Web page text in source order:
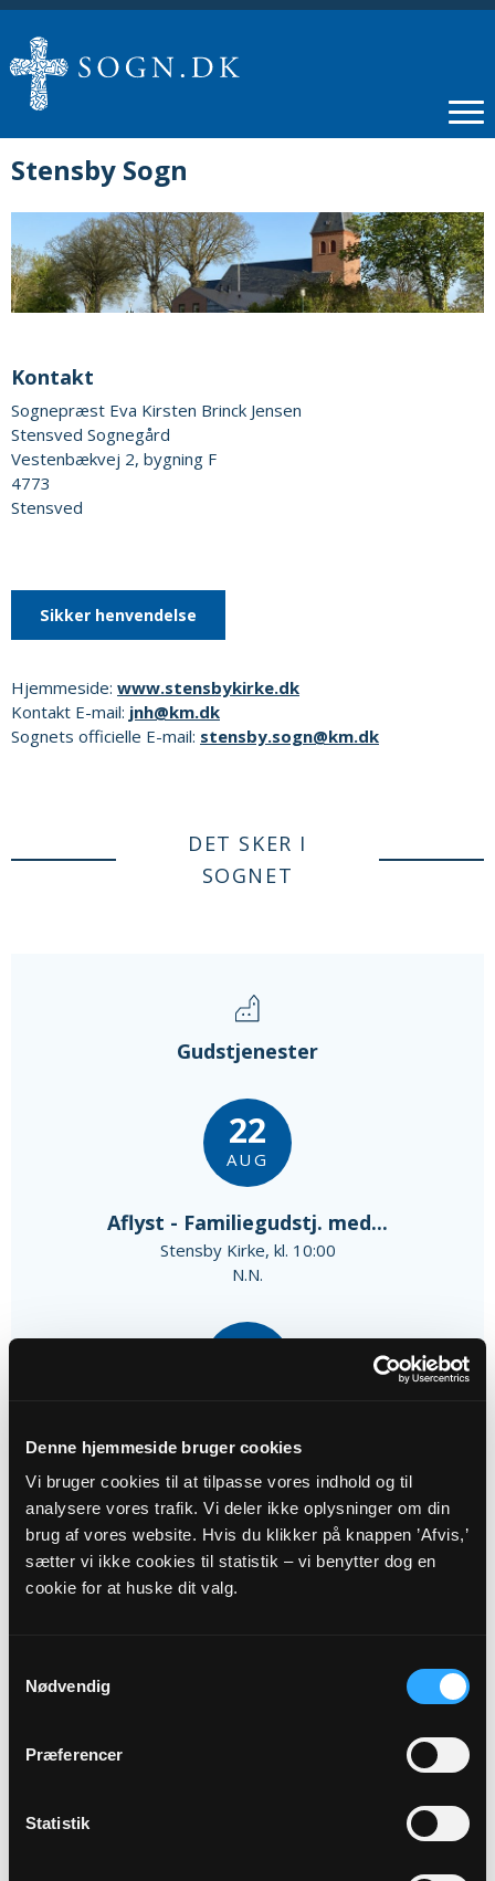
Denne hjemmeside bruger cookies
Vi bruger cookies til at tilpasse vores indhold og til
analysere vores trafik. Vi deler ikke oplysninger om din
brug af vores website. Hvis du klikker på knappen ’Afvis,’
sætter vi ikke cookies til statistik – vi benytter dog en
cookie for at huske dit valg.
Nødvendig
Præferencer
Statistik
Stensby Sogn
Kontakt
Sognepræst Eva Kirsten Brinck Jensen
Stensved Sognegård
Vestenbækvej 2, bygning F
4773
Stensved
Sikker henvendelse
Hjemmeside: www.stensbykirke.dk
Kontakt E-mail: jnh@km.dk
Sognets officielle E-mail: stensby.sogn@km.dk
DET SKER I
SOGNET
Gudstjenester
22
AUG
Aflyst - Familiegudstj. med...
Stensby Kirke, kl. 10:00
N.N.
30
Højmesse m. dåb
Stensby Kirke, kl. 10:00
Christian Hildebrandt
Alle gudstjenester